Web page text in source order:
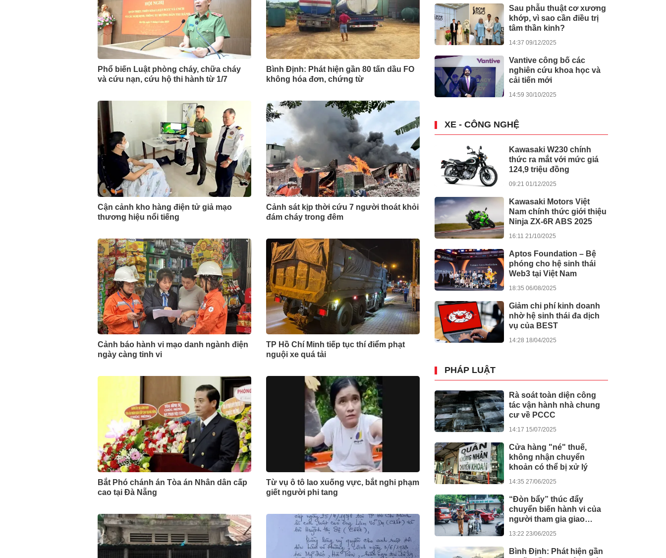
Phổ biến Luật phòng cháy, chữa cháy
và cứu nạn, cứu hộ thi hành từ 1/7
Bình Định: Phát hiện gần 80 tấn dầu FO
không hóa đơn, chứng từ
Cận cảnh kho hàng điện tử giả mạo
thương hiệu nổi tiếng
Cảnh sát kịp thời cứu 7 người thoát khỏi
đám cháy trong đêm
Cảnh báo hành vi mạo danh ngành điện
ngày càng tinh vi
TP Hồ Chí Minh tiếp tục thí điểm phạt
nguội xe quá tải
Bắt Phó chánh án Tòa án Nhân dân cấp
cao tại Đà Nẵng
Từ vụ ô tô lao xuống vực, bắt nghi phạm
giết người phi tang
Sau phẫu thuật cơ xương
khớp, vì sao cần điều trị
tâm thần kinh?
14:37 09/12/2025
Vantive công bố các
nghiên cứu khoa học và
cải tiến mới
14:59 30/10/2025
XE - CÔNG NGHỆ
Kawasaki W230 chính
thức ra mắt với mức giá
124,9 triệu đồng
09:21 01/12/2025
Kawasaki Motors Việt
Nam chính thức giới thiệu
Ninja ZX-6R ABS 2025
16:11 21/10/2025
Aptos Foundation – Bệ
phóng cho hệ sinh thái
Web3 tại Việt Nam
18:35 06/08/2025
Giảm chi phí kinh doanh
nhờ hệ sinh thái đa dịch
vụ của BEST
14:28 18/04/2025
PHÁP LUẬT
Rà soát toàn diện công
tác vận hành nhà chung
cư về PCCC
14:17 15/07/2025
Cửa hàng "né" thuế,
không nhận chuyển
khoản có thể bị xử lý
14:35 27/06/2025
“Đòn bẩy” thúc đẩy
chuyển biến hành vi của
người tham gia giao
13:22 23/06/2025
Bình Định: Phát hiện gần